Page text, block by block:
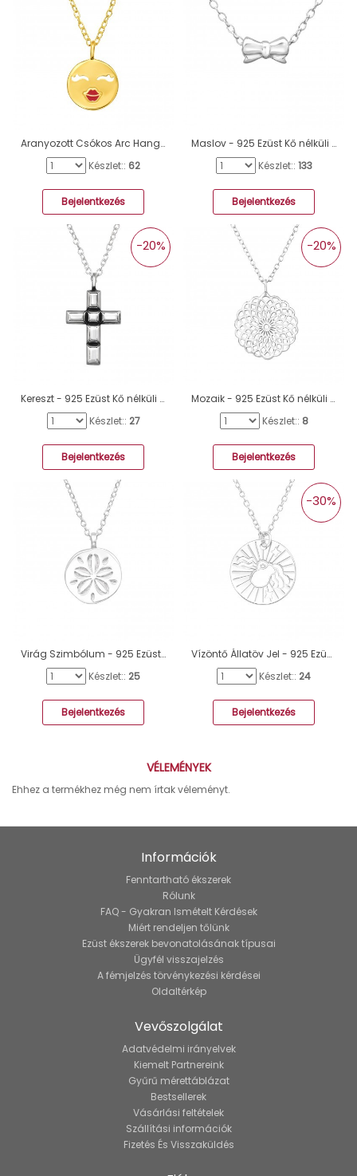
Aranyozott Csókos Arc Hangulatjel ezüst nyaklánc - 925 Ezüst Kő Nélküli Nyakláncok A4S46276
Készlet:: 62
Bejelentkezés
Maslov - 925 Ezüst Kő nélküli nyakláncok A4S17735
Készlet:: 133
Bejelentkezés
Kereszt - 925 Ezüst Kő nélküli nyakláncok A4S47958
-20%
Készlet:: 27
Bejelentkezés
Mozaik - 925 Ezüst Kő nélküli nyakláncok A4S36307
-20%
Készlet:: 8
Bejelentkezés
Virág Szimbólum - 925 Ezüst Kő Nélküli Nyakláncok A4S43484
Készlet:: 25
Bejelentkezés
Vízöntő Állatöv Jel - 925 Ezüst Kő nélküli nyakláncok A4S43932
-30%
Készlet:: 24
Bejelentkezés
VÉLEMÉNYEK
Ehhez a termékhez még nem írtak véleményt.
Információk
Fenntartható ékszerek
Rólunk
FAQ - Gyakran Ismételt Kérdések
Miért rendeljen tőlünk
Ezüst ékszerek bevonatolásának típusai
Ügyfél visszajelzés
A fémjelzés törvénykezési kérdései
Oldaltérkép
Vevőszolgálat
Adatvédelmi irányelvek
Kiemelt Partnereink
Gyűrű mérettáblázat
Bestsellerek
Vásárlási feltételek
Szállítási információk
Fizetés És Visszaküldés